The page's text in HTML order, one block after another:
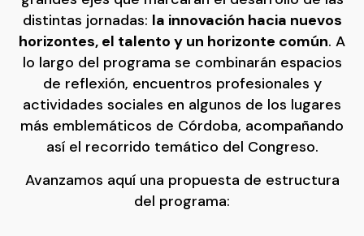
distintas jornadas: la innovación hacia nuevos
horizontes, el talento y un horizonte común. A
lo largo del programa se combinarán espacios
de reflexión, encuentros profesionales y
actividades sociales en algunos de los lugares
más emblemáticos de Córdoba, acompañando
así el recorrido temático del Congreso.
Avanzamos aquí una propuesta de estructura
del programa: